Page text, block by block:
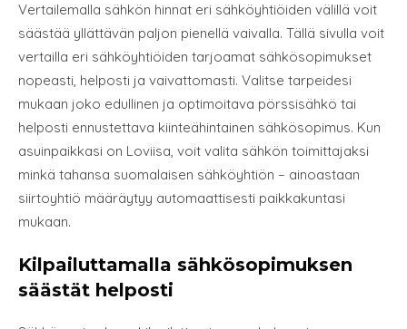
Vertailemalla sähkön hinnat eri sähköyhtiöiden välillä voit
säästää yllättävän paljon pienellä vaivalla. Tällä sivulla voit
vertailla eri sähköyhtiöiden tarjoamat sähkösopimukset
nopeasti, helposti ja vaivattomasti. Valitse tarpeidesi
mukaan joko edullinen ja optimoitava pörssisähkö tai
helposti ennustettava kiinteähintainen sähkösopimus. Kun
asuinpaikkasi on Loviisa, voit valita sähkön toimittajaksi
minkä tahansa suomalaisen sähköyhtiön – ainoastaan
siirtoyhtiö määräytyy automaattisesti paikkakuntasi
mukaan.
Kilpailuttamalla sähkösopimuksen
säästät helposti